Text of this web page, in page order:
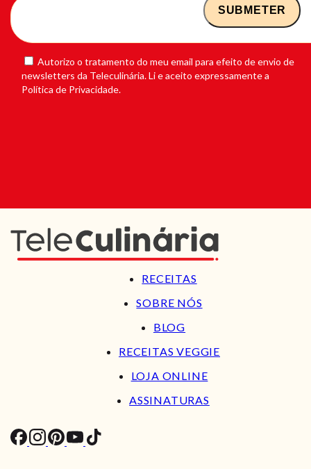
Autorizo o tratamento do meu email para efeito de envio de
newsletters da Teleculinária. Li e aceito expressamente a
Política de Privacidade.
RECEITAS
SOBRE NÓS
BLOG
RECEITAS VEGGIE
LOJA ONLINE
ASSINATURAS